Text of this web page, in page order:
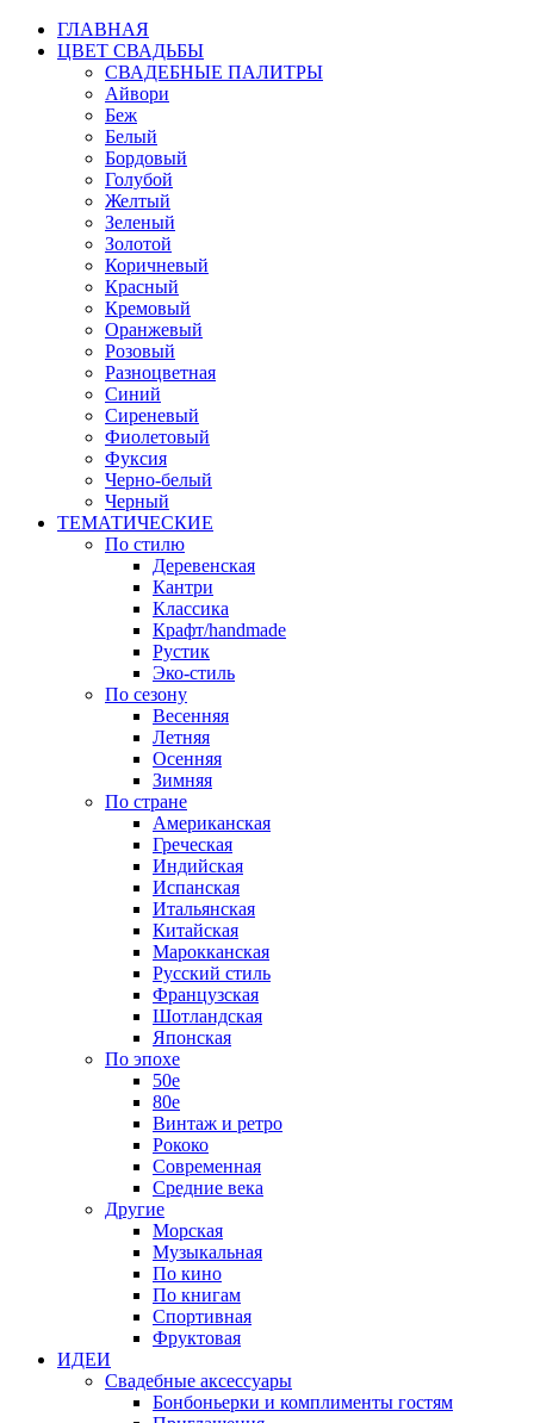
ГЛАВНАЯ
ЦВЕТ СВАДЬБЫ
СВАДЕБНЫЕ ПАЛИТРЫ
Айвори
Беж
Белый
Бордовый
Голубой
Желтый
Зеленый
Золотой
Коричневый
Красный
Кремовый
Оранжевый
Розовый
Разноцветная
Синий
Сиреневый
Фиолетовый
Фуксия
Черно-белый
Черный
ТЕМАТИЧЕСКИЕ
По стилю
Деревенская
Кантри
Классика
Крафт/handmade
Рустик
Эко-стиль
По сезону
Весенняя
Летняя
Осенняя
Зимняя
По стране
Американская
Греческая
Индийская
Испанская
Итальянская
Китайская
Марокканская
Русский стиль
Французская
Шотландская
Японская
По эпохе
50е
80е
Винтаж и ретро
Рококо
Современная
Средние века
Другие
Морская
Музыкальная
По кино
По книгам
Спортивная
Фруктовая
ИДЕИ
Свадебные аксессуары
Бонбоньерки и комплименты гостям